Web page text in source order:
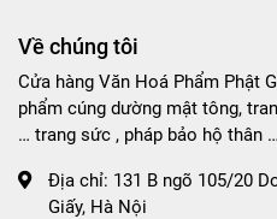
Về chúng tôi
Cửa hàng Văn Hoá Phẩm Phật
phẩm cúng dường mật tông,
… trang sức , pháp bảo hộ thân …
Địa chỉ: 131 B ngõ 105/20
Giấy, Hà Nội